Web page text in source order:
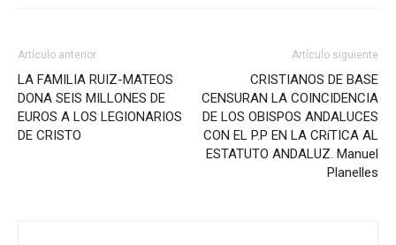
Artículo anterior
LA FAMILIA RUIZ-MATEOS
DONA SEIS MILLONES DE
EUROS A LOS LEGIONARIOS
DE CRISTO
Artículo siguiente
CRISTIANOS DE BASE
CENSURAN LA COINCIDENCIA
DE LOS OBISPOS ANDALUCES
CON EL P.P EN LA CRíTICA AL
ESTATUTO ANDALUZ. Manuel
Planelles